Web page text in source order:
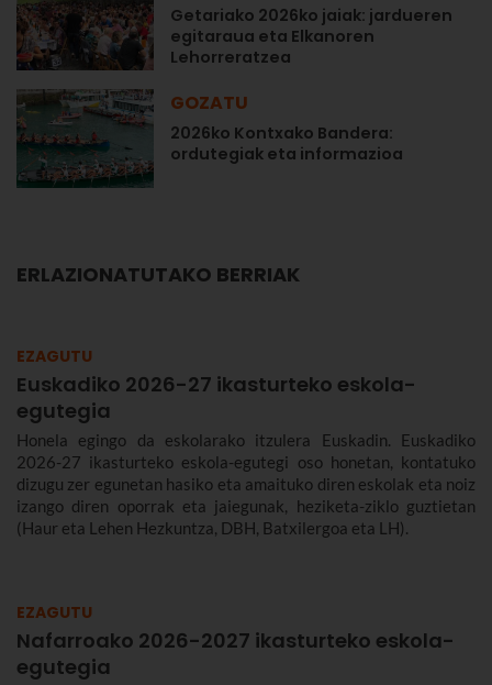
Getariako 2026ko jaiak: jardueren
egitaraua eta Elkanoren
Lehorreratzea
GOZATU
2026ko Kontxako Bandera:
ordutegiak eta informazioa
ERLAZIONATUTAKO BERRIAK
EZAGUTU
Euskadiko 2026-27 ikasturteko eskola-
egutegia
Honela egingo da eskolarako itzulera Euskadin. Euskadiko
2026-27 ikasturteko eskola-egutegi oso honetan, kontatuko
dizugu zer egunetan hasiko eta amaituko diren eskolak eta noiz
izango diren oporrak eta jaiegunak, heziketa-ziklo guztietan
(Haur eta Lehen Hezkuntza, DBH, Batxilergoa eta LH).
EZAGUTU
Nafarroako 2026-2027 ikasturteko eskola-
egutegia